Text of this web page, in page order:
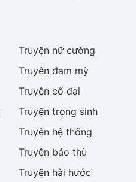
Truyện nữ cường
Truyện đam mỹ
Truyện cổ đại
Truyện trọng sinh
Truyện hệ thống
Truyện báo thù
Truyện hài hước